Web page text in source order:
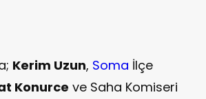
Kerim Uzun, Soma İlçe
Konurce ve Saha Komiseri